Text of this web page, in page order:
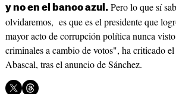
y no en el banco azul.Pero lo que sí
olvidaremos, es que es el presidente que
mayor acto de corrupción política nunca
criminales a cambio de votos", ha criticado
Abascal, tras el anuncio de Sánchez.